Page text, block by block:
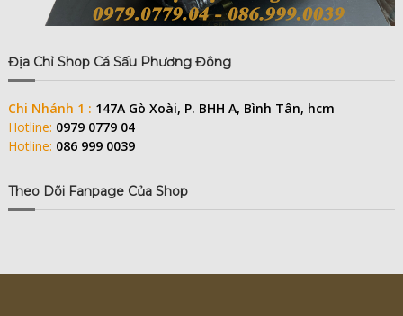
Địa Chỉ Shop Cá Sấu Phương Đông
Chi Nhánh 1 : 147A Gò Xoài, P. BHH A, Bình Tân, hcm
Hotline: 0979 0779 04
Hotline: 086 999 0039
Theo Dõi Fanpage Của Shop